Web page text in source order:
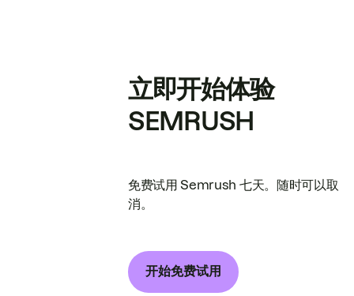
立即开始体验
SEMRUSH
免费试用 Semrush 七天。随时可以取
消。
开始免费试用